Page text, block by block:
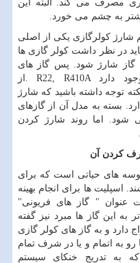
مصرف می کند. البته این
به چشم می خورد.
شارژ کولرگازی یکی از اصلی
در نظر داشت کولر گازی ها
گاز شارژ شود. پس گاز های
دارد
. R22, R410A از
توجه داشته باشید که شارژ
بسته به مدل آن از گازهای
شود. اما روند شارژ کردن
کردن آن
های حیاتی است که برای
اسپلیت ها برای انجام بهینه
عنوان " گاز های فریونی"
به این گاز ها مبرد نیز گفته
دارد و به گاز های کولر گازی
رو به اتمام و یا در شرف تمام
به تدریج خنکای سیستم